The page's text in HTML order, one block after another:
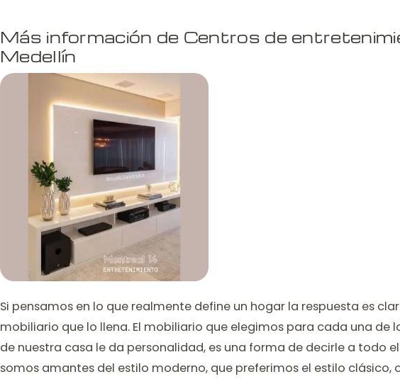
Más información de Centros de
Medellín
Si pensamos en lo que realmente define un hogar la respuesta es
mobiliario que lo llena. El mobiliario que elegimos para cada una de
de nuestra casa le da personalidad, es una forma de decirle a todo
somos amantes del estilo moderno, que preferimos el estilo clásico,